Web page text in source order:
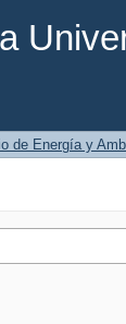
de Energía y